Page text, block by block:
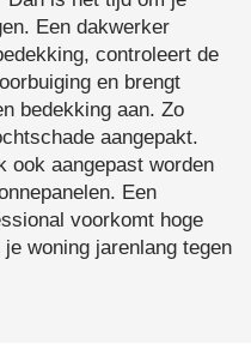
Een dakwerker
controleert de
en brengt
bedekking aan. Zo
aangepakt.
ook aangepast worden
Een
voorkomt hoge
woning jarenlang tegen